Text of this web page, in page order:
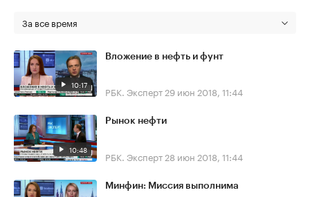
За все время
10:17
Вложение в нефть и фунт
РБК. Эксперт 29 июн 2018, 11:44
10:48
Рынок нефти
РБК. Эксперт 28 июн 2018, 11:44
Минфин: Миссия выполнима